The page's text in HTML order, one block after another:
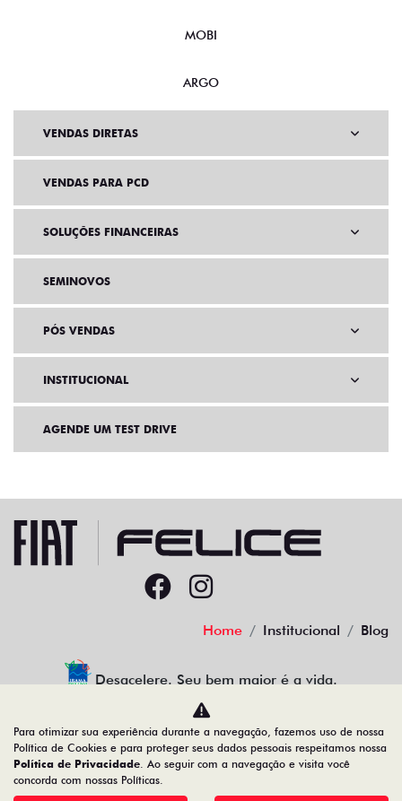
MOBI
ARGO
VENDAS DIRETAS
VENDAS PARA PCD
SOLUÇÕES FINANCEIRAS
SEMINOVOS
PÓS VENDAS
INSTITUCIONAL
AGENDE UM TEST DRIVE
Home Institucional Blog
Desacelere. Seu bem maior é a vida.
91.525.790/0001-84
Para otimizar sua experiência durante a navegação, fazemos uso de nossa
Política de Cookies e para proteger seus dados pessoais respeitamos nossa
Política de Privacidade. Ao seguir com a navegação e visita você
concorda com nossas Políticas.